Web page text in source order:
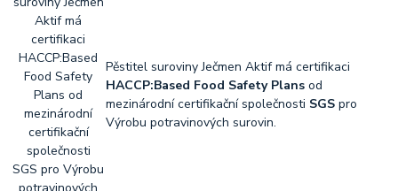
Pěstitel suroviny Ječmen Aktif má certifikaci
HACCP:Based Food Safety Plans od
mezinárodní certifikační společnosti SGS pro
Výrobu potravinových surovin.